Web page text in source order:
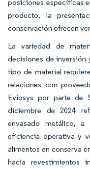
posiciones específicas
producto, la
conservación ofrecen
La variedad de
decisiones de inversión
tipo de material
relaciones con
Eviosys por parte de
diciembre de 2024
envasado metálico, a
eficiencia operativa y
alimentos en conserva
hacia revestimientos